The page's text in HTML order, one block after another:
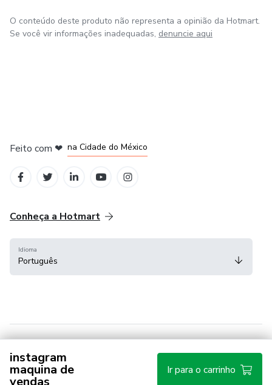
instagram
maquina de
vendas
Ir para o carrinho
O conteúdo deste produto não representa a opinião da Hotmart.
Se você vir informações inadequadas, denuncie aqui
Feito com ❤ na Cidade do México
Conheça a Hotmart
Idioma
Português
Central de ajuda